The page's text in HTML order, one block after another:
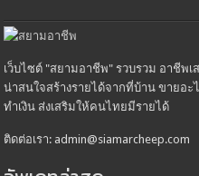
เว็บไซต์ "สยามอาชีพ" รวบรวม อาชีพ
น่าสนใจสร้างรายได้จากที่บ้าน ขายอ
ทำเงิน ส่งเสริมให้คนไทยมีรายได้
ติดต่อเรา: admin@siamarcheep.com